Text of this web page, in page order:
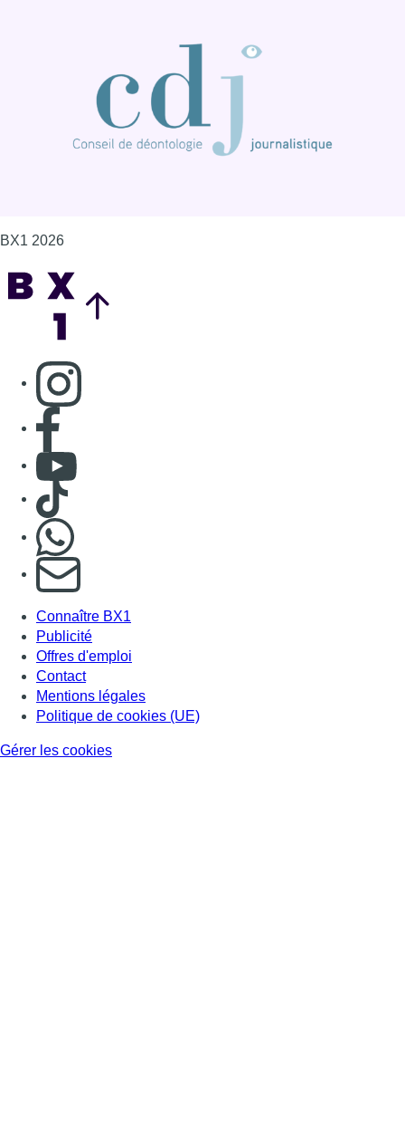
BX1 2026
Consulter page Instagram
Consulter page Facebook
Consulter Youtube
Consulter TikTok
S'abonner à notre newsletter
Connaître BX1
Publicité
Offres d'emploi
Contact
Mentions légales
Politique de cookies (UE)
Gérer les cookies